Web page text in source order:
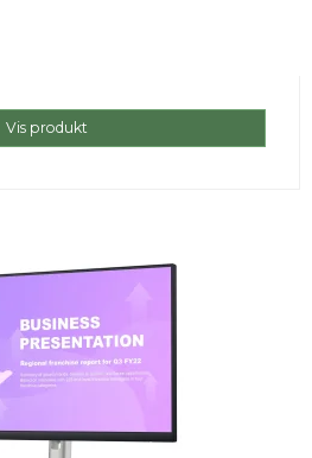
Vis produkt